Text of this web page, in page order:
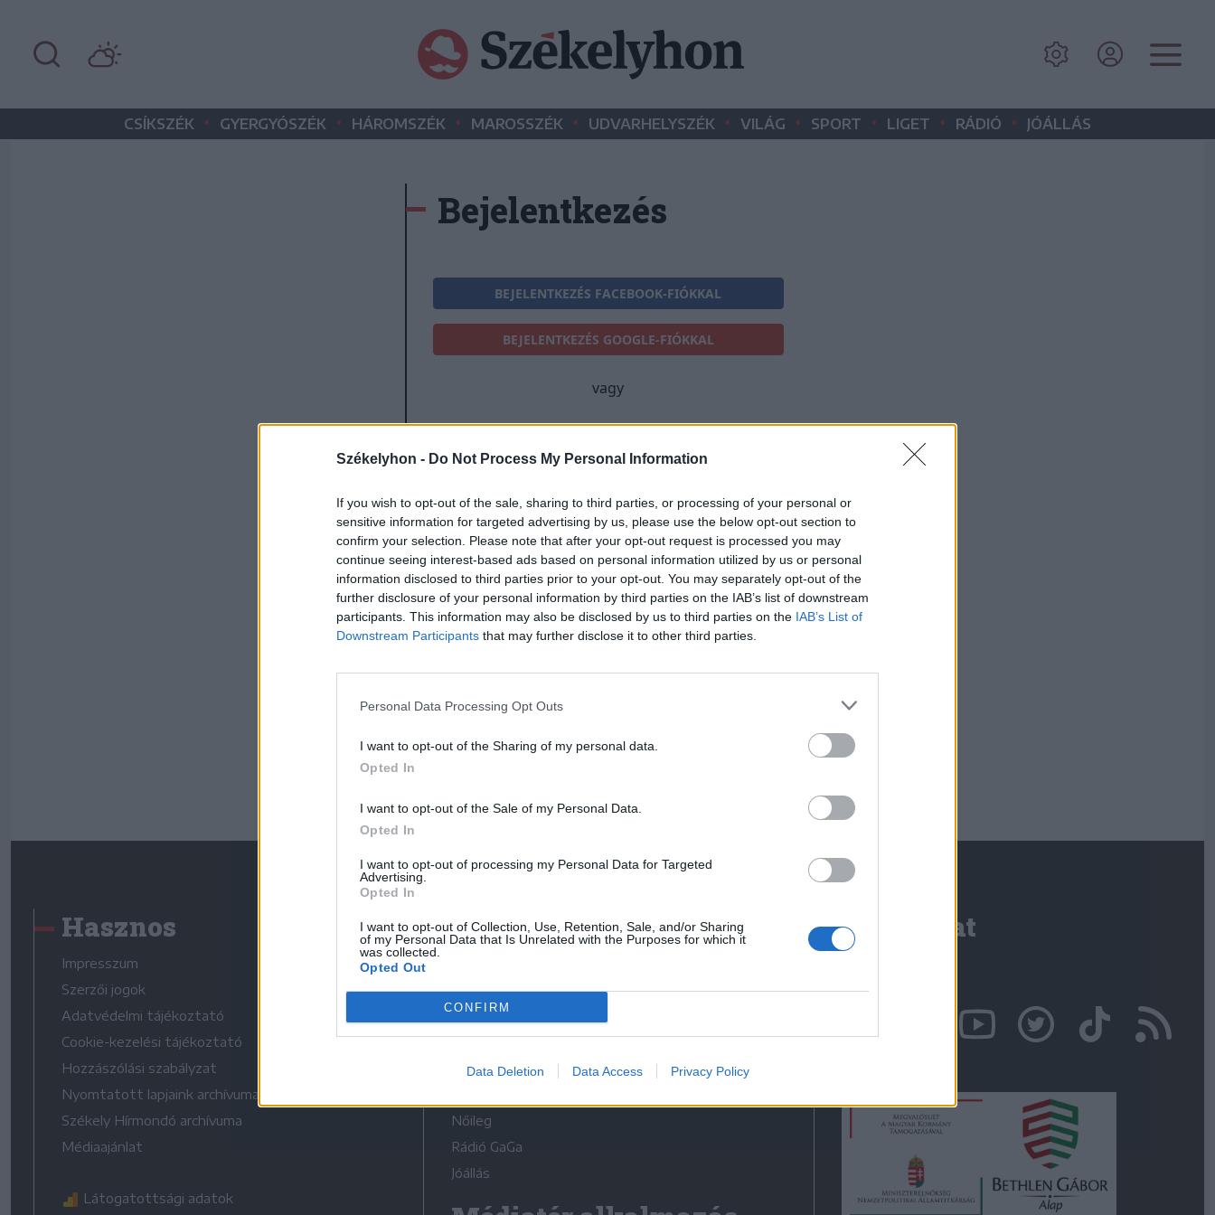
Székelyhon - Do Not Process My Personal Information
If you wish to opt-out of the sale, sharing to third parties, or processing of your personal or
sensitive information for targeted advertising by us, please use the below opt-out section to
confirm your selection. Please note that after your opt-out request is processed you may
continue seeing interest-based ads based on personal information utilized by us or personal
information disclosed to third parties prior to your opt-out. You may separately opt-out of the
further disclosure of your personal information by third parties on the IAB’s list of downstream
participants. This information may also be disclosed by us to third parties on the IAB’s List of
Downstream Participants that may further disclose it to other third parties.
Personal Data Processing Opt Outs
I want to opt-out of the Sharing of my personal data.
Opted In
I want to opt-out of the Sale of my Personal Data.
Opted In
I want to opt-out of processing my Personal Data for Targeted
Advertising.
Opted In
I want to opt-out of Collection, Use, Retention, Sale, and/or Sharing
of my Personal Data that Is Unrelated with the Purposes for which it
was collected.
Opted Out
CONFIRM
Data Deletion Data Access Privacy Policy
CSÍKSZÉK • GYERGYÓSZÉK • HÁROMSZÉK • MAROSSZÉK • UDVARHELYSZÉK • VILÁG • SPORT • LIGET • RÁDIÓ • JÓÁLLÁS
Bejelentkezés
BEJELENTKEZÉS FACEBOOK-FIÓKKAL
BEJELENTKEZÉS GOOGLE-FIÓKKAL
vagy
E-mail-cím
Jelszó
Elfelejtette a jelszavát?
BEJELENTKEZÉS
Hasznos
Impresszum
Szerzői jogok
Adatvédelmi tájékoztató
Cookie-kezelési tájékoztató
Hozzászólási szabályzat
Nyomtatott lapjaink archívuma
Székely Hírmondó archívuma
Médiaajánlat
Látogatottsági adatok
Médiatér
Liget
Krónika
Bihari Napló
Erdélyi Napló
Nőileg
Rádió GaGa
Jóállás
Kapcsolat